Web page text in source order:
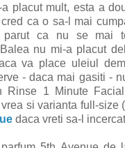
a placut mult, esta a
ca o sa-l mai
ca nu se mai
nu mi-a placut
va place uleiul
- daca mai gasiti -
Rinse 1 Minute
si varianta full-size
daca vreti sa-l